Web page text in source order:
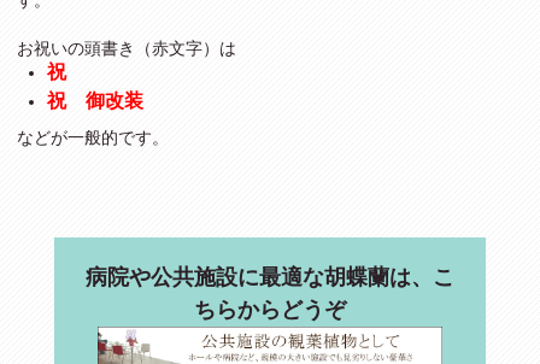
お祝いの頭書き（赤文字）は
祝
祝 御改装
などが一般的です。
病院や公共施設に最適な胡蝶蘭は、こ
ちらからどうぞ